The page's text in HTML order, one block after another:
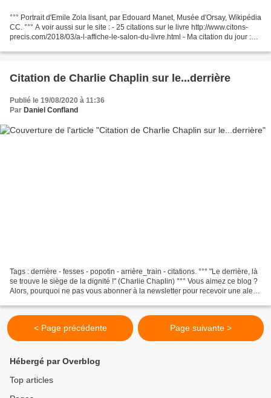
°°° Portrait d'Emile Zola lisant, par Edouard Manet, Musée d'Orsay, Wikipédia
CC. °°° A voir aussi sur le site : - 25 citations sur le livre http://www.citons-
precis.com/2018/03/a-l-affiche-le-salon-du-livre.html - Ma citation du jour :
Citation de Charlie Chaplin sur le...derrière
Publié le 19/08/2020 à 11:36
Par Daniel Confland
Tags : derrière - fesses - popotin - arrière_train - citations. °°° "Le derrière, là
se trouve le siège de la dignité !" (Charlie Chaplin) °°° Vous aimez ce blog ?
Alors, pourquoi ne pas vous abonner à la newsletter pour recevoir une alerte
< Page précédente Page suivante >
Hébergé par Overblog
Top articles